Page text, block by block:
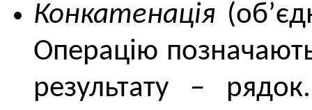
Конкатенація
Операцію
результату –